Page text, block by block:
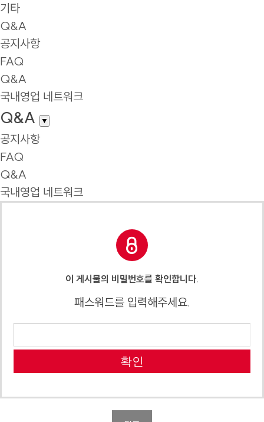
기타
Q&A
공지사항
FAQ
Q&A
국내영업 네트워크
Q&A ▼
공지사항
FAQ
Q&A
국내영업 네트워크
이 게시물의 비밀번호를 확인합니다.
패스워드를 입력해주세요.
확인